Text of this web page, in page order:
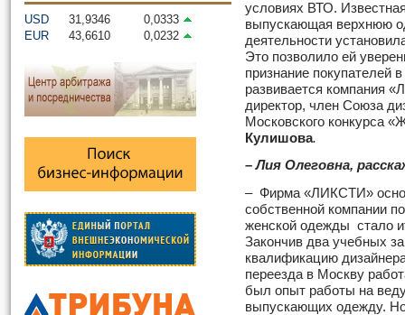
USD 31,9346
0,0333
EUR
43,6610 0,0232
условиях ВТО.
выпускающая верхнюю
деятельности
Это позволило ей
признание покупателей
развивается компания
директор, член Союза
Московского конкурса
Кулишова.
– Лия Олеговна,
– Фирма «ЛИКСТИ»
собственной компании
женской одежды стало
Закончив два учебных
квалификацию
переезда в Москву
был опыт работы на
выпускающих одежду.